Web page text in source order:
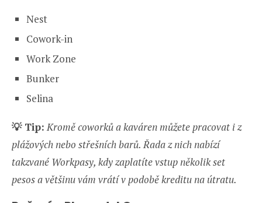
Nest
Cowork-in
Work Zone
Bunker
Selina
💡 Tip: Kromě coworků a kaváren můžete pracovat i z
plážových nebo střešních barů. Řada z nich nabízí
takzvané Workpasy, kdy zaplatíte vstup několik set
pesos a většinu vám vrátí v podobě kreditu na útratu.